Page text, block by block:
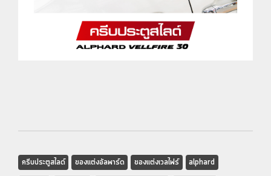
ครีบประตูสไลด์ ของแต่งอัลพาร์ด ของแต่งเวลไฟร์
alphard